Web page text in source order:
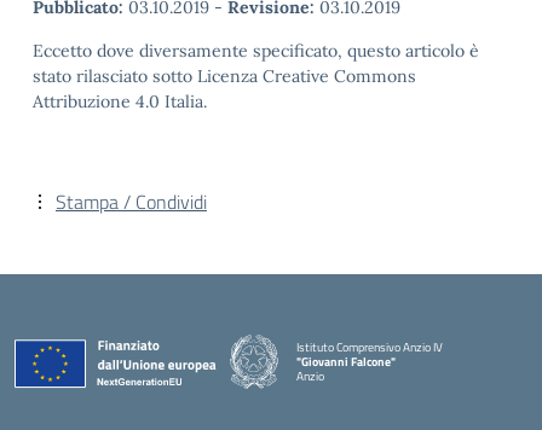
Pubblicato: 03.10.2019 - Revisione: 03.10.2019
Eccetto dove diversamente specificato, questo articolo è
stato rilasciato sotto Licenza Creative Commons
Attribuzione 4.0 Italia.
Stampa / Condividi
Istituto Comprensivo Anzio IV
"Giovanni Falcone"
Anzio